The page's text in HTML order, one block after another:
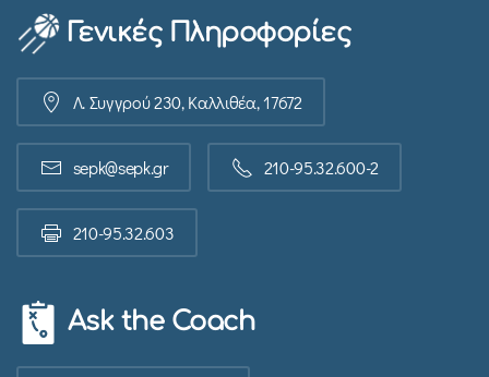
Γενικές Πληροφορίες
Λ. Συγγρού 230, Καλλιθέα, 17672
sepk@sepk.gr 210-95.32.600-2
210-95.32.603
Ask the Coach